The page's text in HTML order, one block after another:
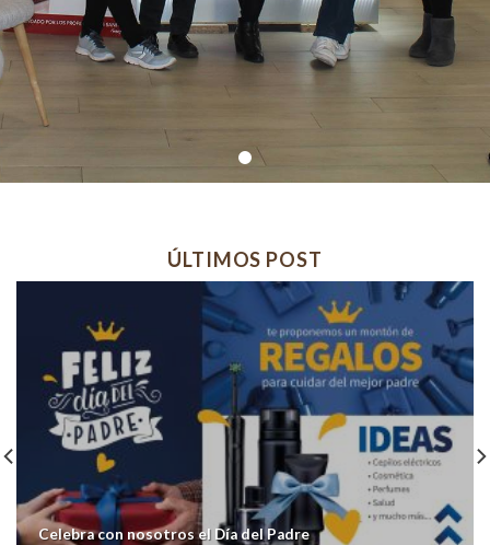
ÚLTIMOS POST
Celebra con nosotros el Día del Padre